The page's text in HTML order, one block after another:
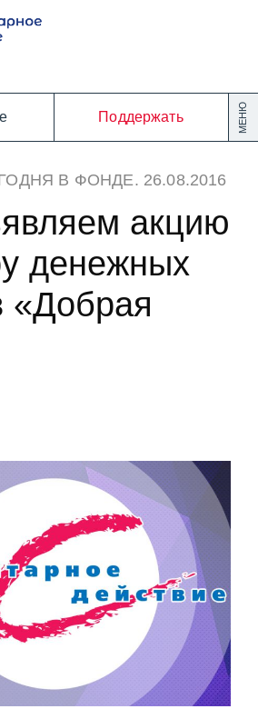
МЕНЮ
Поддержать
В ФОНДЕ. 26.08.2016
акцию
денежных
«Добрая